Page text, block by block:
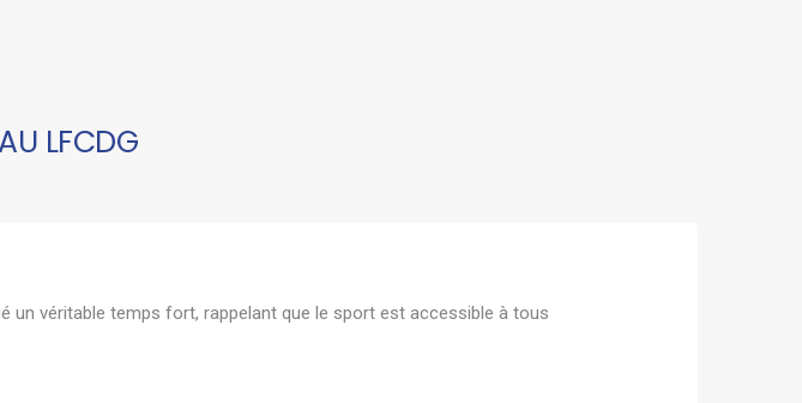
LFCDG
un véritable temps fort, rappelant que le sport est accessible à tous